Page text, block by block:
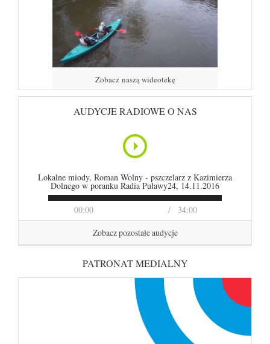
Zobacz naszą wideotekę
AUDYCJE RADIOWE O NAS
00:00 34:00
Lokalne miody, Roman Wolny - pszczelarz z Kazimierza
Dolnego w poranku Radia Puławy24, 14.11.2016
Zobacz pozostałe audycje
PATRONAT MEDIALNY